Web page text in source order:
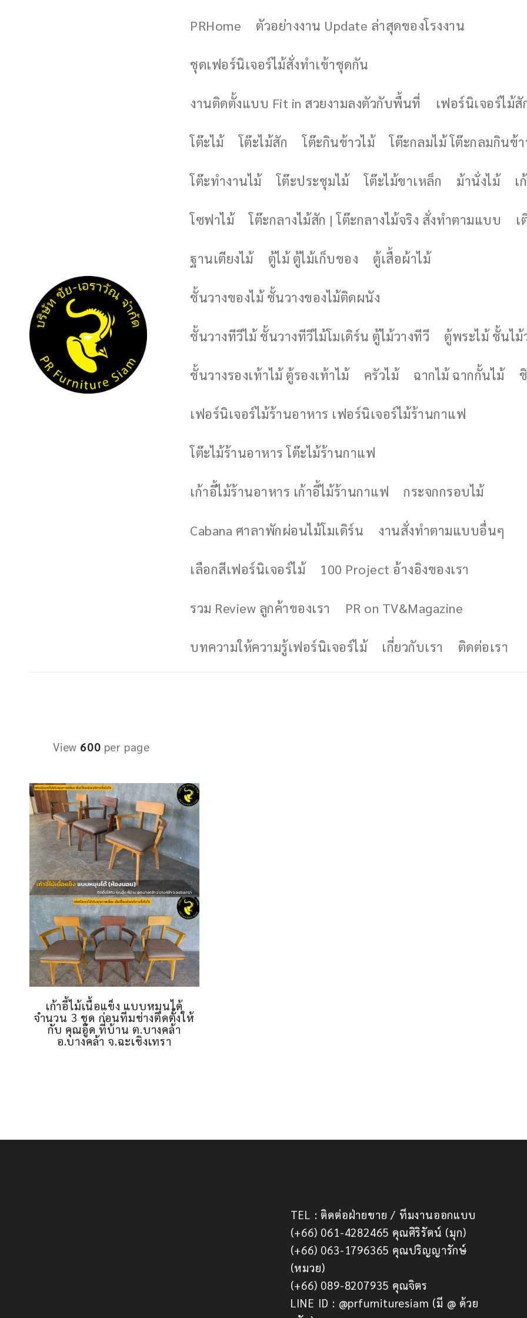
PRHome ตัวอย่างงาน Update ล่าสุดของโรงงาน
ชุดเฟอร์นิเจอร์ไม้สั่งทำเข้าชุดกัน
งานติดตั้งแบบ Fit in สวยงามลงตัวกับพื้นที่ เฟอร์นิเจอร์ไม้สั
โต๊ะไม้ โต๊ะไม้สัก โต๊ะกินข้าวไม้ โต๊ะกลมไม้ โต๊ะกลมกินข้า
โต๊ะทำงานไม้ โต๊ะประชุมไม้ โต๊ะไม้ขาเหล็ก ม้านั่งไม้ เ
โซฟาไม้ โต๊ะกลางไม้สัก | โต๊ะกลางไม้จริง สั่งทำตามแบบ เ
ฐานเตียงไม้ ตู้ไม้ ตู้ไม้เก็บของ ตู้เสื้อผ้าไม้
ชั้นวางของไม้ ชั้นวางของไม้ติดผนัง
ชั้นวางทีวีไม้ ชั้นวางทีวีไม้โมเดิร์น ตู้ไม้วางทีวี ตู้พระไม้ ชั้นไม้
ชั้นวางรองเท้าไม้ ตู้รองเท้าไม้ ครัวไม้ ฉากไม้ ฉากกั้นไม้
เฟอร์นิเจอร์ไม้ร้านอาหาร เฟอร์นิเจอร์ไม้ร้านกาแฟ
โต๊ะไม้ร้านอาหาร โต๊ะไม้ร้านกาแฟ
เก้าอี้ไม้ร้านอาหาร เก้าอี้ไม้ร้านกาแฟ กระจกกรอบไม้
Cabana ศาลาพักผ่อนไม้โมเดิร์น งานสั่งทำตามแบบอื่นๆ
เลือกสีเฟอร์นิเจอร์ไม้ 100 Project อ้างอิงของเรา
รวม Review ลูกค้าของเรา PR on TV&Magazine
บทความให้ความรู้เฟอร์นิเจอร์ไม้ เกี่ยวกับเรา ติดต่อเรา
View 600 per page
เก้าอี้ไม้เนื้อแข็ง แบบหมุนได้
จำนวน 3 ชุด ก่อนทีมช่างติดตั้งให้
กับ คุณอู๊ด ที่บ้าน ต.บางคล้า
อ.บางคล้า จ.ฉะเชิงเทรา
TEL : ติดต่อฝ่ายขาย / ทีมงานออกแบบ
(+66) 061-4282465 คุณศิริรัตน์ (มุก)
(+66) 063-1796365 คุณปริญญารักษ์
(หมวย)
(+66) 089-8207935 คุณจิตร
LINE ID : @prfurnituresiam (มี @ ด้วย